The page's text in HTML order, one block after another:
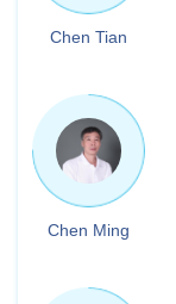
Chen Tian
Chen Ming